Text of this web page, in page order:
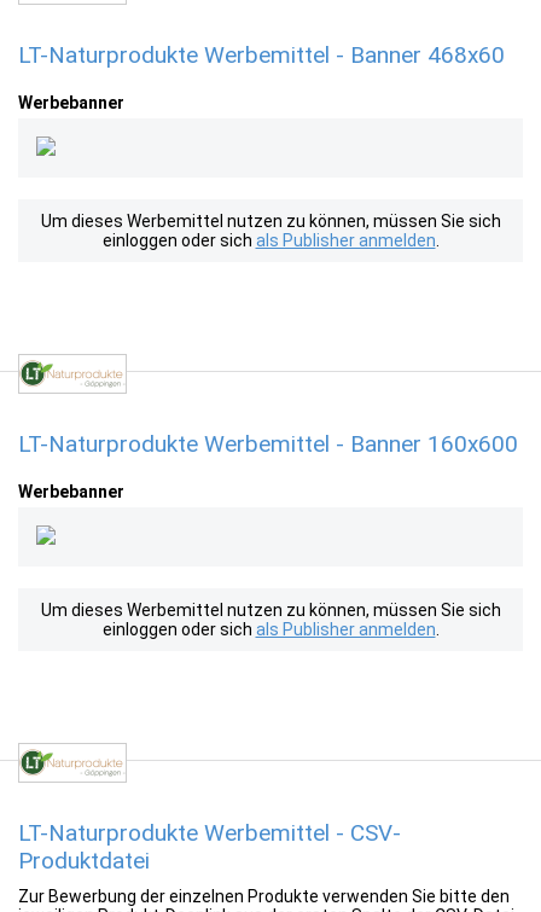
LT-Naturprodukte Werbemittel - Banner 468x60
Werbebanner
Um dieses Werbemittel nutzen zu können, müssen Sie sich
einloggen oder sich als Publisher anmelden
LT-Naturprodukte Werbemittel - Banner 160x600
Werbebanner
Um dieses Werbemittel nutzen zu können, müssen Sie sich
einloggen oder sich als Publisher anmelden
LT-Naturprodukte Werbemittel - CSV-
Produktdatei
Zur Bewerbung der einzelnen Produkte verwenden Sie bitte den